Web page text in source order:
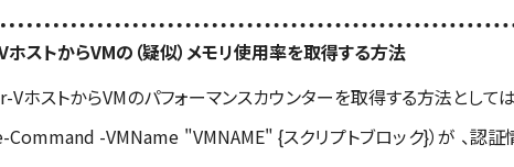
ストからVMの（疑似）メモリ使用率を取得する方法
ホストからVMのパフォーマンスカウンターを取得する方法とし
Command -VMName "VMNAME" {スクリプトブロック}）が 、認